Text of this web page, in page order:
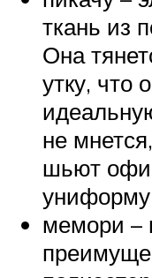
ткань из
Она
утку, что
не
шьют
мемори –